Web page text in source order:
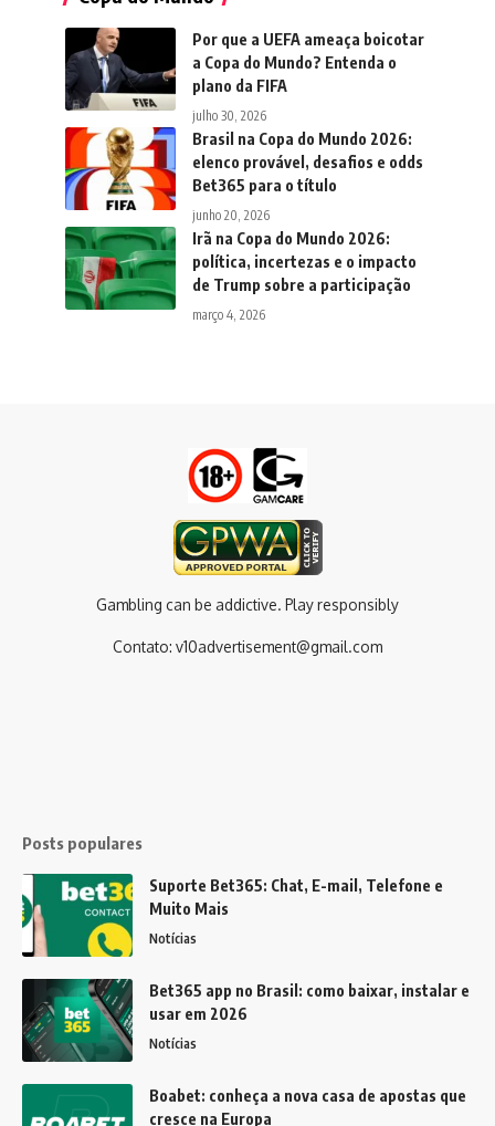
Por que a UEFA ameaça boicotar
a Copa do Mundo? Entenda o
plano da FIFA
julho 30, 2026
Brasil na Copa do Mundo 2026:
elenco provável, desafios e odds
Bet365 para o título
junho 20, 2026
Irã na Copa do Mundo 2026:
política, incertezas e o impacto
de Trump sobre a participação
março 4, 2026
Gambling can be addictive. Play responsibly
Contato: v10advertisement@gmail.com
Posts populares
Suporte Bet365: Chat, E-mail, Telefone e
Muito Mais
Notícias
Bet365 app no Brasil: como baixar, instalar e
usar em 2026
Notícias
Boabet: conheça a nova casa de apostas que
cresce na Europa